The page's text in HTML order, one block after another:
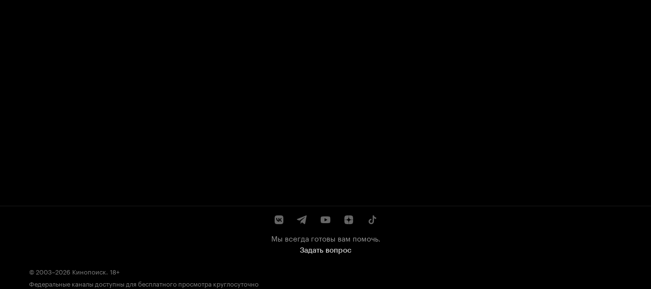
Мы всегда готовы вам помочь.
Задать вопрос
© 2003–2026 Кинопоиск. 18+
Федеральные каналы доступны для бесплатного просмотра круглосуточно